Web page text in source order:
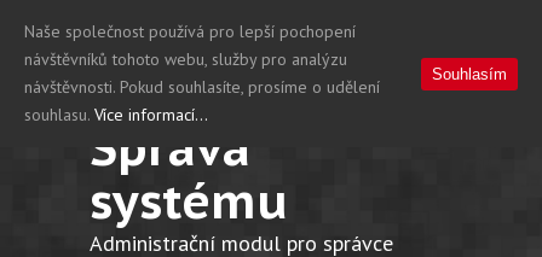
Správa
systému
Administrační modul pro správce
Naše společnost používá pro lepší pochopení
návštěvníků tohoto webu, služby pro analýzu
návštěvnosti. Pokud souhlasíte, prosíme o udělení
souhlasu. Více informací...
Souhlasím